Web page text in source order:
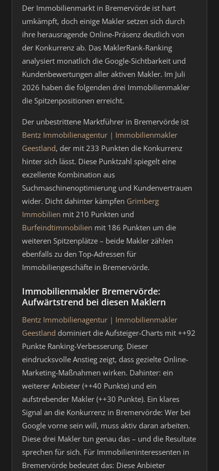
Der Immobilienmarkt in Bremervörde ist hart
umkämpft, doch einige Makler setzen sich durch
ihre herausragende Online-Präsenz deutlich von
der Konkurrenz ab. Das MaklerRank-Ranking
analysiert monatlich die Google-Sichtbarkeit und
Kundenbewertungen aller aktiven Makler. Im Juli
2026 haben die folgenden drei Immobilienmakler
die Spitzenpositionen erreicht.
Der unbestrittene Marktführer in Bremervörde ist
Bentz Immobilienagentur | Immobilienmakler
Geestland, der mit 233 Punkten die Konkurrenz
hinter sich lässt. Diese Punktzahl spiegelt eine
exzellente Kombination aus
Suchmaschinenoptimierung und Kundenvertrauen
wider. Dicht dahinter kämpfen Grimberg
Immobilien mit 210 Punkten und
Burfeindtimmobilien mit 186 Punkten um die
weiteren Spitzenplätze – beide Makler zählen
ebenfalls zu den Top-Adressen für
Immobiliengeschäfte in Bremervörde.
Immobilienmakler Bremervörde:
Aufwärtstrend bei diesen Maklern
Bentz Immobilienagentur | Immobilienmakler
Geestland dominiert die Aufsteiger-Charts mit ++92
Punkte Ranking-Verbesserung. Dieser
eindrucksvolle Anstieg zeigt, dass gezielte Online-
Marketing-Maßnahmen wirken. Dahinter: ein
weiterer Anbieter (++40 Punkte) und ein
aufstrebender Makler (++30 Punkte). Ein klares
Signal an die Konkurrenz in Bremervörde: Wer bei
Google vorne sein will, muss aktiv daran arbeiten.
Diese drei Makler tun genau das – und die Resultate
sprechen für sich. Für Immobilieninteressenten in
Bremervörde bedeutet das: Diese Anbieter